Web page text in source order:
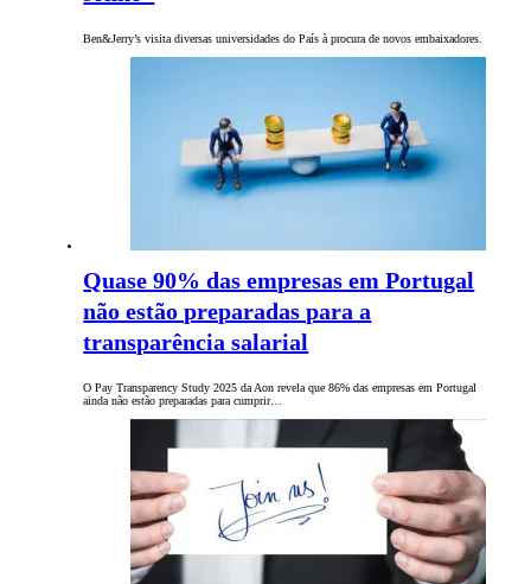
Ben&Jerry’s visita diversas universidades do País à procura de novos embaixadores.
Quase 90% das empresas em Portugal
não estão preparadas para a
transparência salarial
O Pay Transparency Study 2025 da Aon revela que 86% das empresas em Portugal
ainda não estão preparadas para cumprir…